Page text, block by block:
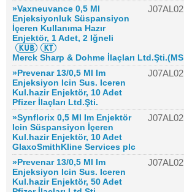
»Vaxneuvance 0,5 Ml
Enjeksiyonluk Süspansiyon
İçeren Kullanıma Hazır
Enjektör, 1 Adet, 2 Iğneli
J07AL02
Merck Sharp & Dohme İlaçları Ltd.Şti.(MS
»Prevenar 13/0,5 Ml Im
Enjeksiyon Icin Sus. Iceren
Kul.hazir Enjektör, 10 Adet
J07AL02
Pfizer İlaçları Ltd.Şti.
»Synflorix 0,5 Ml Im Enjektör
Icin Süspansiyon İçeren
Kul.hazir Enjektör, 10 Adet
J07AL02
GlaxoSmithKline Services plc
»Prevenar 13/0,5 Ml Im
Enjeksiyon Icin Sus. Iceren
Kul.hazir Enjektör, 50 Adet
J07AL02